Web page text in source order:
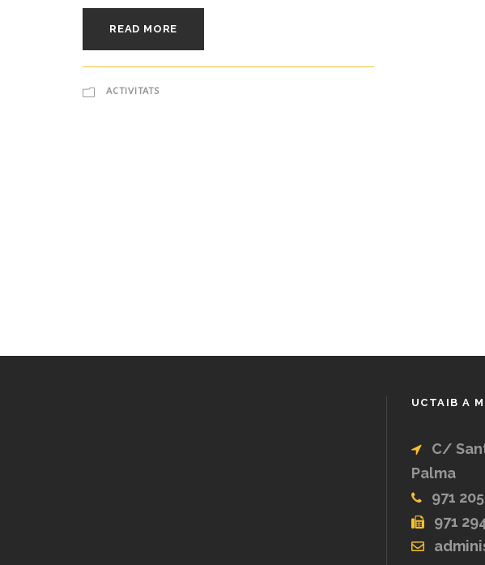
READ MORE
ACTIVITATS
UCTAIB A
C/
Palma
971
971